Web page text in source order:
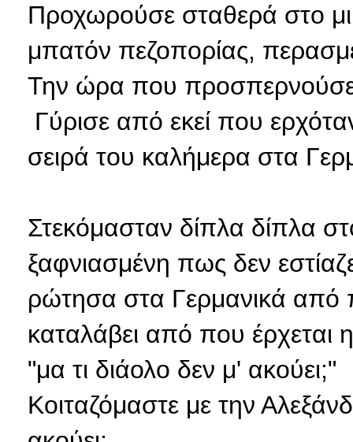
Προχωρούσε σταθερά στο
μπατόν πεζοπορίας,
Την ώρα που
Γύρισε από εκεί που
σειρά του καλήμερα στα
Στεκόμασταν δίπλα δίπλα
ξαφνιασμένη πως δεν
ρώτησα στα Γερμανικά από
καταλάβει από που
"μα τι διάολο δεν μ' ακούει;"
Κοιταζόμαστε με την